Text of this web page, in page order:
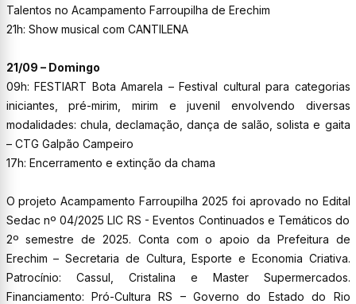
Talentos no Acampamento Farroupilha de Erechim
21h: Show musical com CANTILENA
21/09 – Domingo
09h: FESTIART Bota Amarela – Festival cultural para categorias
iniciantes, pré-mirim, mirim e juvenil envolvendo diversas
modalidades: chula, declamação, dança de salão, solista e gaita
– CTG Galpão Campeiro
17h: Encerramento e extinção da chama
O projeto Acampamento Farroupilha 2025 foi aprovado no Edital
Sedac nº 04/2025 LIC RS - Eventos Continuados e Temáticos do
2º semestre de 2025. Conta com o apoio da Prefeitura de
Erechim – Secretaria de Cultura, Esporte e Economia Criativa.
Patrocínio: Cassul, Cristalina e Master Supermercados.
Financiamento: Pró-Cultura RS – Governo do Estado do Rio